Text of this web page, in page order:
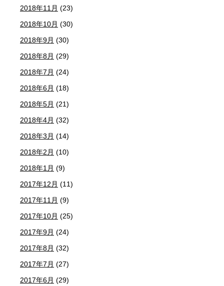
2018年11月 (23)
2018年10月 (30)
2018年9月 (30)
2018年8月 (29)
2018年7月 (24)
2018年6月 (18)
2018年5月 (21)
2018年4月 (32)
2018年3月 (14)
2018年2月 (10)
2018年1月 (9)
2017年12月 (11)
2017年11月 (9)
2017年10月 (25)
2017年9月 (24)
2017年8月 (32)
2017年7月 (27)
2017年6月 (29)